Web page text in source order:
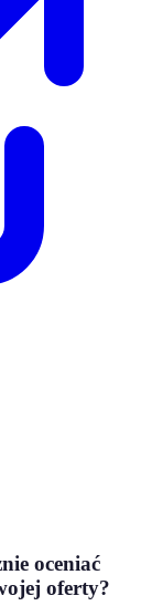
oceniać
oferty?